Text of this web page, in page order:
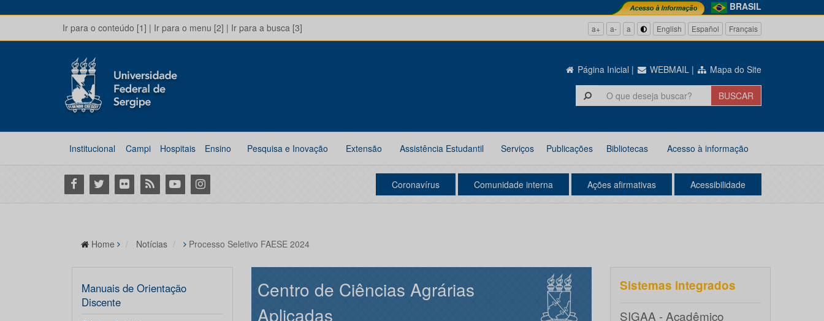
BRASIL
Ir para o conteúdo [1] | Ir para o menu [2] | Ir para a busca [3] a+ a- a English Español Français
Página Inicial | WEBMAIL | Mapa do Site
Institucional Campi Hospitais Ensino Pesquisa e Inovação Extensão Assistência Estudantil Serviços Publicações Bibliotecas Acesso à informação
Facebook
Twitter Flickr RSS YoutubeInstagram Coronavírus Comunidade interna Ações afirmativas Acessibilidade
Home Notícias Processo Seletivo FAESE 2024
Manuais de Orientação
Discente
Centro de Ciências Agrárias
Aplicadas
Sistemas integrados
SIGAA - Acadêmico